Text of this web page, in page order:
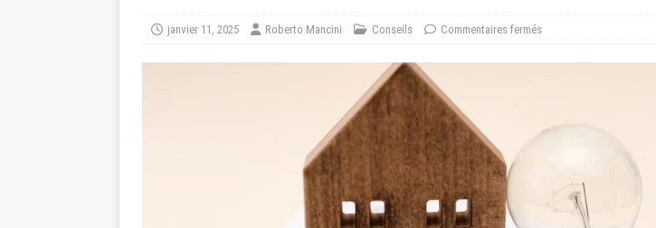
janvier 11, 2025 Roberto Mancini Conseils Commentaires fermés